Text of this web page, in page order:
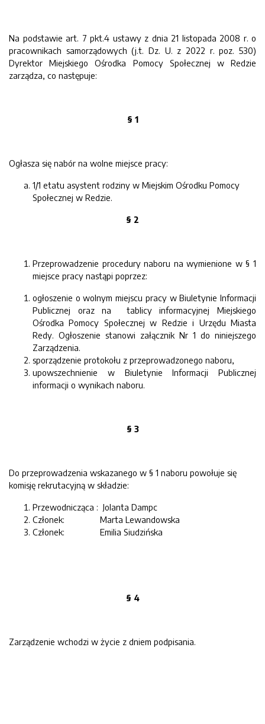
Na podstawie art. 7 pkt.4 ustawy z dnia 21 listopada 2008 r. o
pracownikach samorządowych (j.t. Dz. U. z 2022 r. poz. 530)
Dyrektor Miejskiego Ośrodka Pomocy Społecznej w Redzie
zarządza, co następuje:
§ 1
Ogłasza się nabór na wolne miejsce pracy:
1/1 etatu asystent rodziny w Miejskim Ośrodku Pomocy
Społecznej w Redzie.
§ 2
Przeprowadzenie procedury naboru na wymienione w § 1
miejsce pracy nastąpi poprzez:
ogłoszenie o wolnym miejscu pracy w Biuletynie Informacji
Publicznej oraz na tablicy informacyjnej Miejskiego
Ośrodka Pomocy Społecznej w Redzie i Urzędu Miasta
Redy. Ogłoszenie stanowi załącznik Nr 1 do niniejszego
Zarządzenia.
sporządzenie protokołu z przeprowadzonego naboru,
upowszechnienie w Biuletynie Informacji Publicznej
informacji o wynikach naboru.
§ 3
Do przeprowadzenia wskazanego w § 1 naboru powołuje się
komisję rekrutacyjną w składzie:
Przewodnicząca : Jolanta Dampc
Członek: Marta Lewandowska
Członek: Emilia Siudzińska
§ 4
Zarządzenie wchodzi w życie z dniem podpisania.